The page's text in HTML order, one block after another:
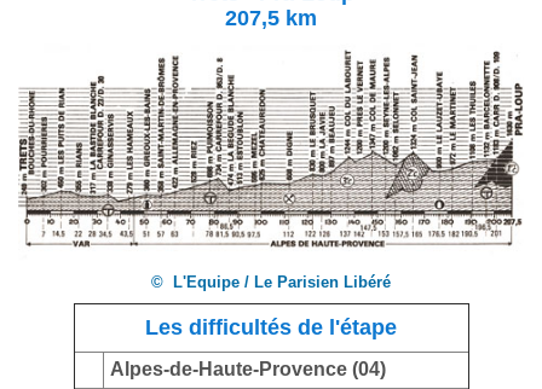
207,5 km
© L'Equipe / Le Parisien Libéré
Les difficultés de l'étape
Alpes-de-Haute-Provence (04)